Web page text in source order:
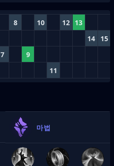
8 10 12 13
14 15
7 9
11
마법